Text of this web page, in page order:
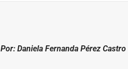
Por: Daniela Fernanda Pérez Castro